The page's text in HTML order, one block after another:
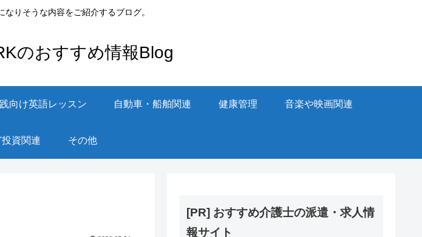
りそうな内容をご紹介するブログ。
のおすすめ情報Blog
向け英語レッスン 自動車・船舶関連 健康管理 音楽や映画関連
資関連 その他
[PR] おすすめ介護士の派遣・求人情
報サイト